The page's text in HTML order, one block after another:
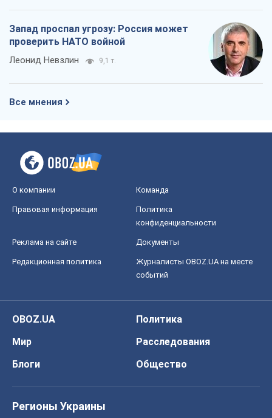
Запад проспал угрозу: Россия может
проверить НАТО войной
Леонид Невзлин 9,1 т.
Все мнения
О компании Команда
Правовая информация
Политика
конфиденциальности
Реклама на сайте Документы
Редакционная политика
Журналисты OBOZ.UA на месте
событий
OBOZ.UA
Политика
Мир
Расследования
Блоги
Общество
Регионы Украины